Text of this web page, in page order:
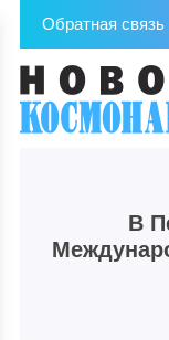
Обратная связь
В